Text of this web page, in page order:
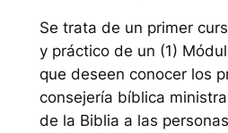
Se trata de un primer
y práctico de un (1)
que deseen conocer los
consejería bíblica
de la Biblia a las